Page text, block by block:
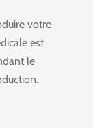
votre
est
le